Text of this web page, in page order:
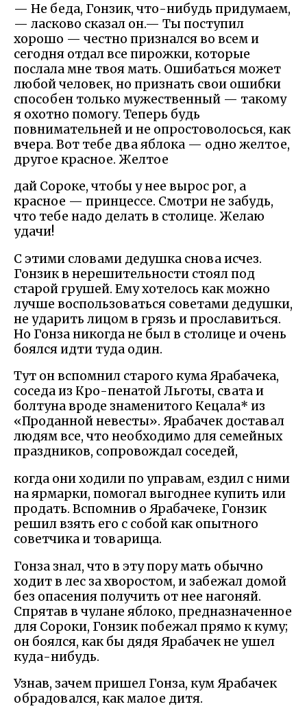
— Не беда, Гонзик, что-нибудь придумаем,
— ласково сказал он.— Ты поступил
хорошо — честно признался во всем и
сегодня отдал все пирожки, которые
послала мне твоя мать. Ошибаться может
любой человек, но признать свои ошибки
способен только мужественный — такому
я охотно помогу. Теперь будь
повнимательней и не опростоволосься, как
вчера. Вот тебе два яблока — одно желтое,
другое красное. Желтое
дай Сороке, чтобы у нее вырос рог, а
красное — принцессе. Смотри не забудь,
что тебе надо делать в столице. Желаю
удачи!
С этими словами дедушка снова исчез.
Гонзик в нерешительности стоял под
старой грушей. Ему хотелось как можно
лучше воспользоваться советами дедушки,
не ударить лицом в грязь и прославиться.
Но Гонза никогда не был в столице и очень
боялся идти туда один.
Тут он вспомнил старого кума Ярабачека,
соседа из Кро-пенатой Льготы, свата и
болтуна вроде знаменитого Кецала* из
«Проданной невесты». Ярабачек доставал
людям все, что необходимо для семейных
праздников, сопровождал соседей,
когда они ходили по управам, ездил с ними
на ярмарки, помогал выгоднее купить или
продать. Вспомнив о Ярабачеке, Гонзик
решил взять его с собой как опытного
советчика и товарища.
Гонза знал, что в эту пору мать обычно
ходит в лес за хворостом, и забежал домой
без опасения получить от нее нагоняй.
Спрятав в чулане яблоко, предназначенное
для Сороки, Гонзик побежал прямо к куму;
он боялся, как бы дядя Ярабачек не ушел
куда-нибудь.
Узнав, зачем пришел Гонза, кум Ярабачек
обрадовался, как малое дитя.